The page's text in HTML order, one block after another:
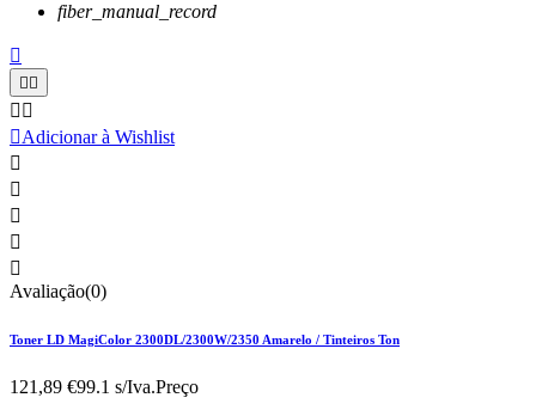
fiber_manual_record

 
 
Adicionar à Wishlist





Avaliação(0)
Toner LD MagiColor 2300DL/2300W/2350 Amarelo / Tinteiros Ton
121,89 €99.1 s/Iva.Preço